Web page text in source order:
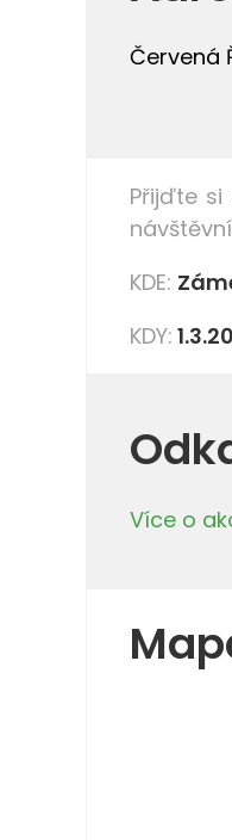
Červená
Přijďte si
KDE:
KDY:
Více o